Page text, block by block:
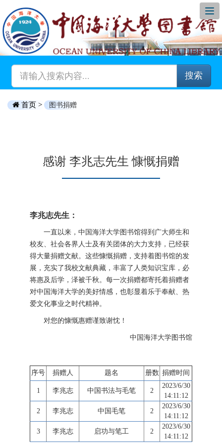
搜索
首页 > 图书捐赠
感谢 李兆志先生 慷慨捐赠
李兆志先生：
一直以来，中国海洋大学图书馆得到广大师生和
校友、社会各界人士及有关团体的大力支持，已经获
得大量捐赠文献。这些慷慨捐赠，支持着图书馆的发
展，充实了我校文献典藏，丰富了人类知识宝库，必
将惠及后学，泽被千秋。每一次捐赠都寄托着捐赠者
对中国海洋大学的美好情感，也彰显着乐于奉献、热
爱文化事业之时代精神。
对您的慷慨惠赠谨致谢忱！
中国海洋大学图书馆
序号 捐赠人 题名 册数 捐赠时间
1 李兆志 中国书法与毛笔 2
2023/6/30
14:11:12
2 李兆志 中国毛笔 2
2023/6/30
14:11:12
3 李兆志 启功与笔工 2
2023/6/30
14:11:12